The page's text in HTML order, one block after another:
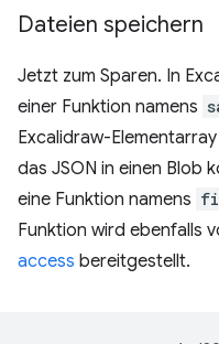
Dateien speichern
Jetzt zum Sparen. In
einer Funktion namens
Excalidraw-
das JSON in einen Blob
eine Funktion namens
Funktion wird ebenfalls
access bereitgestellt.